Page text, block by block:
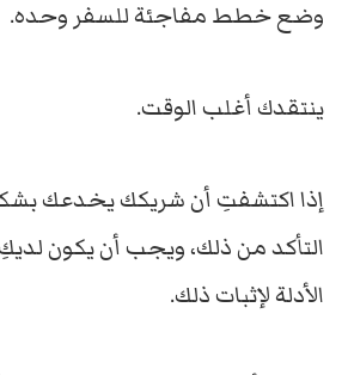
وضع خطط مفاجئة للسفر وحده.
ينتقدك أغلب الوقت.
إذا اكتشفتِ أن شريكك يخدعك
التأكد من ذلك، ويجب أن يكون
الأدلة لإثبات ذلك.